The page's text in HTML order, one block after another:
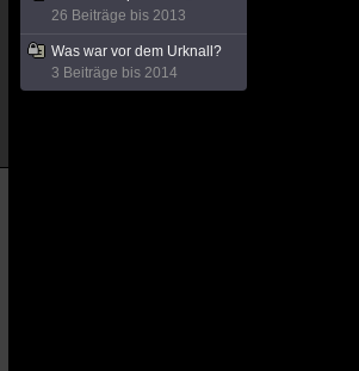
26 Beiträge bis 2013
Was war vor dem Urknall?
3 Beiträge bis 2014